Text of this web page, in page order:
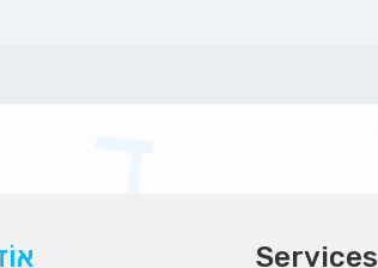
/ Services